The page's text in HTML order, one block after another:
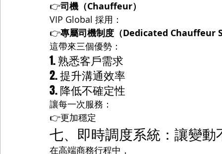
👉司機（Chauffeur）
VIP Global 採用：
👉專屬司機制度（Dedicated Chauffeur
這帶來三個優勢：
1. 熟悉客戶需求
2. 提升溝通效率
3. 降低不確定性
讓每一次服務：
👉更加穩定
七、即時調度系統：讓變動
在高端商務行程中，